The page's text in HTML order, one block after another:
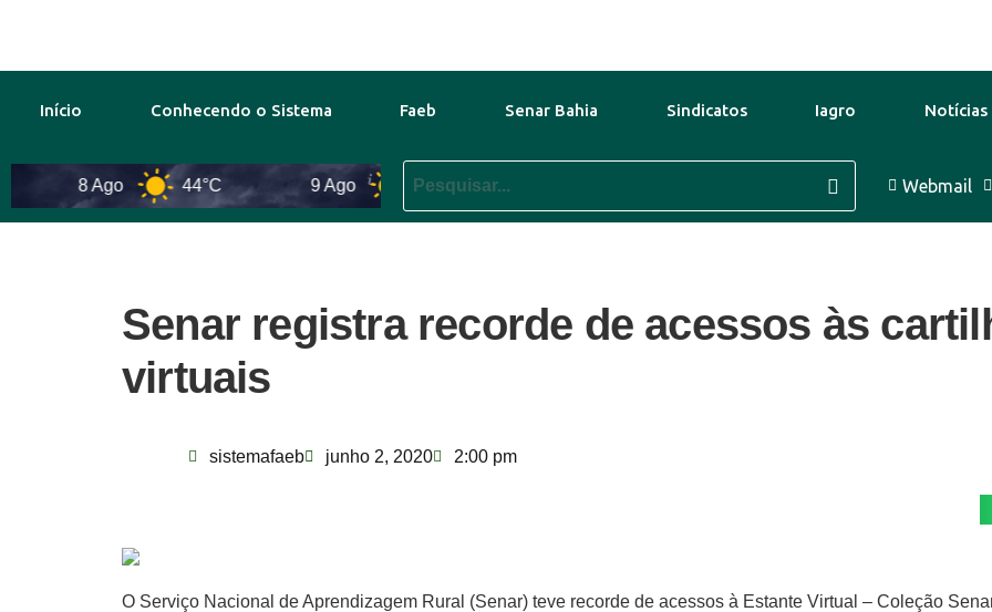
Início Conhecendo o Sistema Faeb Senar Bahia Sindicatos Iagro Notícias
8 Ago 44°C 9 Ago 41°C 39°C Webmail
Senar registra recorde de acessos às
virtuais
sistemafaeb junho 2, 2020 2:00 pm
O Serviço Nacional de Aprendizagem Rural (Senar) teve recorde de acessos à Estante Virtual – Coleção